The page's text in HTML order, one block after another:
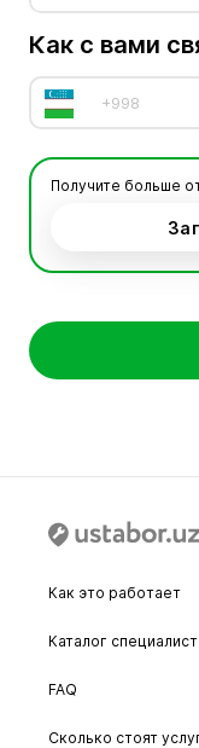
Как с вами
Получите больше
Как это работает
Каталог
FAQ
Сколько стоят